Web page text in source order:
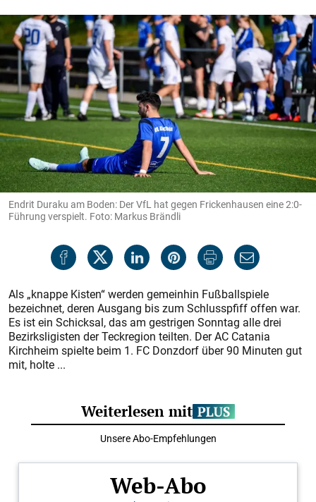
Endrit Duraku am Boden: Der VfL hat gegen Frickenhausen eine 2:0-
Führung verspielt. Foto: Markus Brändli
Als „knappe Kisten“ werden gemeinhin Fußballspiele
bezeichnet, deren Ausgang bis zum Schlusspfiff offen war.
Es ist ein Schicksal, das am gestrigen Sonntag alle drei
Bezirksligisten der Teckregion teilten. Der AC Catania
Kirchheim spielte beim 1. FC Donzdorf über 90 Minuten gut
mit, holte ...